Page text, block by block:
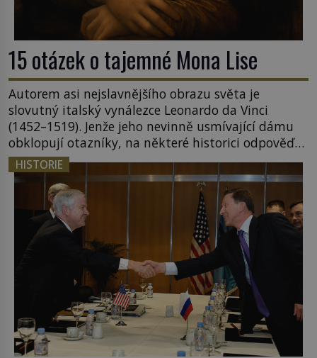
15 otázek o tajemné Mona Lise
Autorem asi nejslavnějšího obrazu světa je
slovutný italský vynálezce Leonardo da Vinci
(1452–1519). Jenže jeho nevinně usmívající dámu
obklopují otazníky, na některé historici odpověď
objeví, jiné zůstanou nezodpovězené. Kam si ji
pověsil Napoleon? Samotný císař Napoleon
Bonaparte (1769–1821) má pro malbu slabost, a
tak si ji ještě jako první konzul přemístí do své
ložnice v Tuilerisjkém […]
HISTORIE